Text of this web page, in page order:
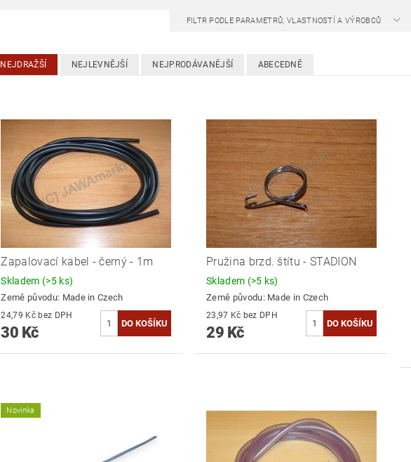
FILTR PODLE PARAMETRŮ, VLASTNOSTÍ A VÝROBCŮ
NEJDRAŽŠÍ NEJLEVNĚJŠÍ NEJPRODÁVANĚJŠÍ ABECEDNĚ
Zapalovací kabel - černý - 1m
Skladem (>5 ks)
Země původu: Made in Czech
24,79 Kč bez DPH
30 Kč
Pružina brzd. štítu - STADION
Skladem (>5 ks)
Země původu: Made in Czech
23,97 Kč bez DPH
29 Kč
Novinka